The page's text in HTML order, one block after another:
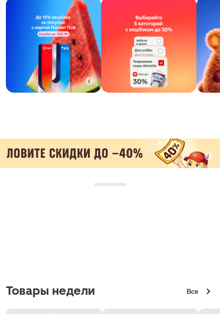
Товары недели Все